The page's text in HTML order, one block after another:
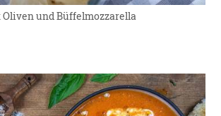
und Büffelmozzarella